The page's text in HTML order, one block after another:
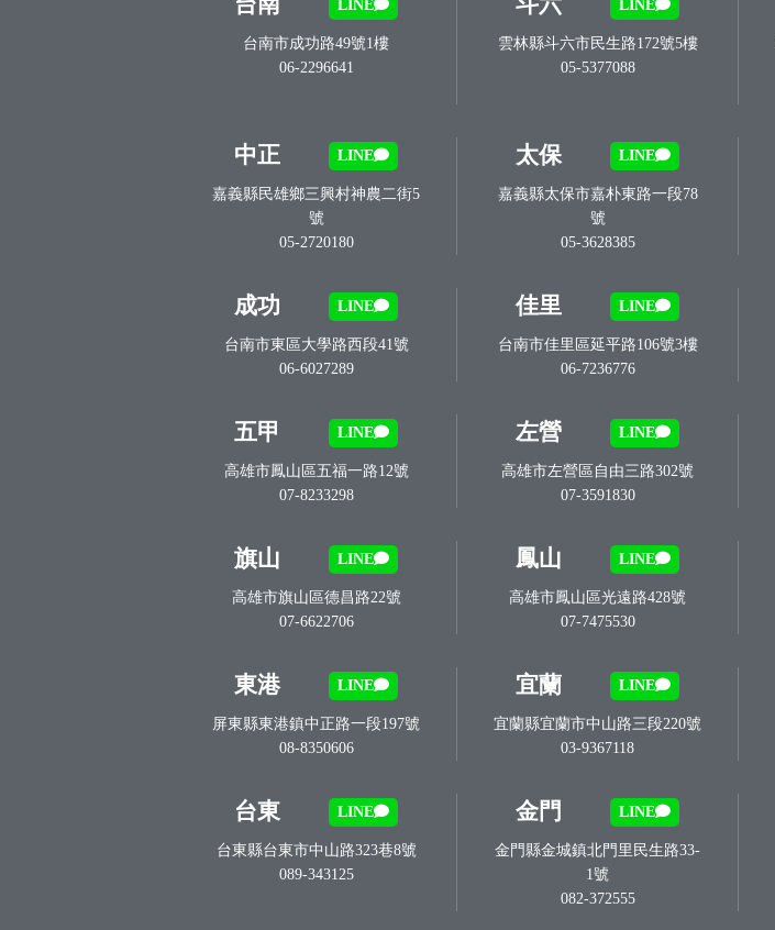
LINE
台南市成功路49號1樓
06-2296641
LINE
雲林縣斗六市民生路172號5樓
05-5377088
中正 LINE
嘉義縣民雄鄉三興村神農二街5
號
05-2720180
太保 LINE
嘉義縣太保市嘉朴東路一段78
號
05-3628385
成功 LINE
台南市東區大學路西段41號
06-6027289
佳里 LINE
台南市佳里區延平路106號3樓
06-7236776
五甲 LINE
高雄市鳳山區五福一路12號
07-8233298
左營 LINE
高雄市左營區自由三路302號
07-3591830
旗山 LINE
高雄市旗山區德昌路22號
07-6622706
鳳山 LINE
高雄市鳳山區光遠路428號
07-7475530
東港 LINE
屏東縣東港鎮中正路一段197號
08-8350606
宜蘭 LINE
宜蘭縣宜蘭市中山路三段220號
03-9367118
台東 LINE
台東縣台東市中山路323巷8號
089-343125
金門 LINE
金門縣金城鎮北門里民生路33-
1號
082-372555